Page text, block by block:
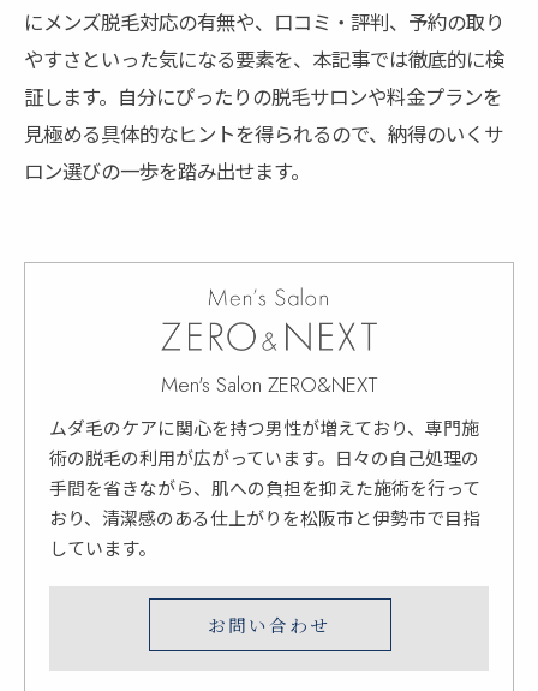
にメンズ脱毛対応の有無や、口コミ・評判、予約の取り
やすさといった気になる要素を、本記事では徹底的に検
証します。自分にぴったりの脱毛サロンや料金プランを
見極める具体的なヒントを得られるので、納得のいくサ
ロン選びの一歩を踏み出せます。
Men's Salon ZERO&NEXT
ムダ毛のケアに関心を持つ男性が増えており、専門施
術の脱毛の利用が広がっています。日々の自己処理の
手間を省きながら、肌への負担を抑えた施術を行って
おり、清潔感のある仕上がりを松阪市と伊勢市で目指
しています。
お問い合わせ